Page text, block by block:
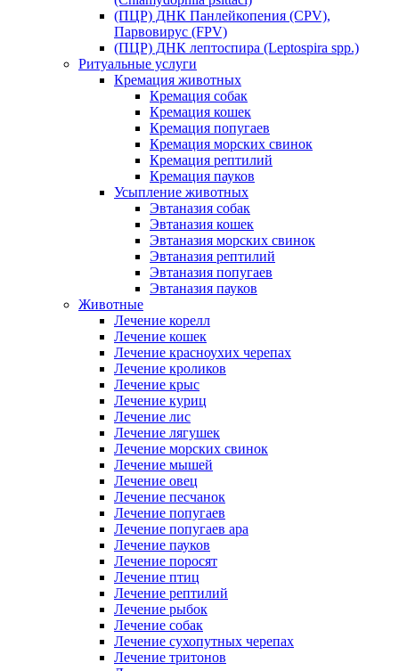
(ПЦР) ДНК Панлейкопения (CPV),
Парвовирус (FPV)
(ПЦР) ДНК лептоспира (Leptospira spp.)
Ритуальные услуги
Кремация животных
Кремация собак
Кремация кошек
Кремация попугаев
Кремация морских свинок
Кремация рептилий
Кремация пауков
Усыпление животных
Эвтаназия собак
Эвтаназия кошек
Эвтаназия морских свинок
Эвтаназия рептилий
Эвтаназия попугаев
Эвтаназия пауков
Животные
Лечение корелл
Лечение кошек
Лечение красноухих черепах
Лечение кроликов
Лечение крыс
Лечение куриц
Лечение лис
Лечение лягушек
Лечение морских свинок
Лечение мышей
Лечение овец
Лечение песчанок
Лечение попугаев
Лечение попугаев ара
Лечение пауков
Лечение поросят
Лечение птиц
Лечение рептилий
Лечение рыбок
Лечение собак
Лечение сухопутных черепах
Лечение тритонов